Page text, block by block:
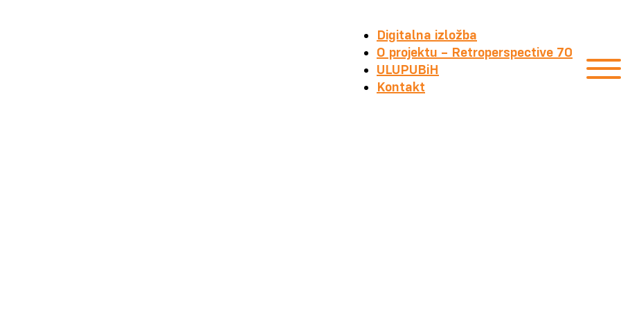
Digitalna izložba
O projektu – Retroperspective 70
ULUPUBiH
Kontakt